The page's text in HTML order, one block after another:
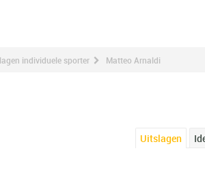
individuele sporter Matteo Arnaldi
Uitslagen